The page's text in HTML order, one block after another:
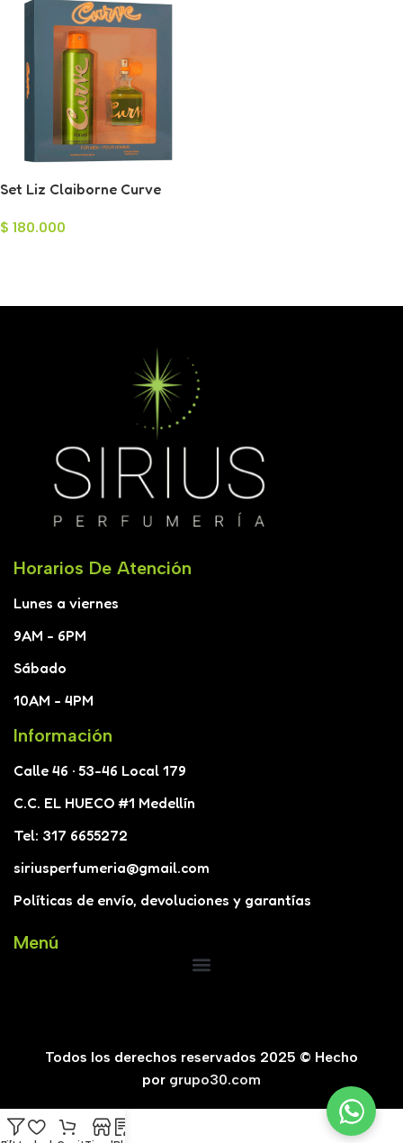
Set Liz Claiborne Curve
$ 180.000
Horarios De Atención
Lunes a viernes
9AM - 6PM
Sábado
10AM - 4PM
Información
Calle 46 · 53-46 Local 179
C.C. EL HUECO #1 Medellín
Tel: 317 6655272
siriusperfumeria@gmail.com
Políticas de envío, devoluciones y garantías
Menú
Todos los derechos reservados 2025 © Hecho
por grupo30.com